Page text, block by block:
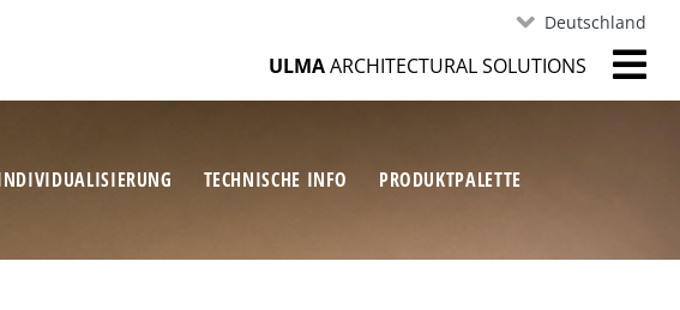
Deutschland
ULMAARCHITECTURAL SOLUTIONS
TECHNISCHE INFO
PRODUKTPALETTE